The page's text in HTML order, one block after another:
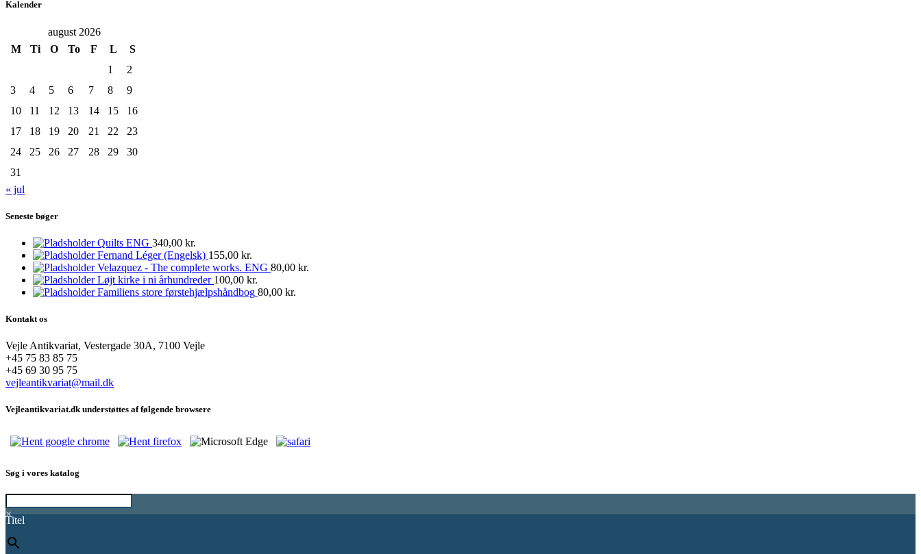
Kalender
august 2026
M
Ti O To F L
S
1
2
3
4 5 6 7 8
9
10
11 12 13 14 15
16
17
18 19 20 21 22
23
24
25 26 27 28 29
30
31
« jul
Seneste bøger
Quilts ENG 340,00 kr.
Fernand Léger (Engelsk) 155,00 kr.
Velazquez - The complete works. ENG 80,00 kr.
Løjt kirke i ni århundreder 100,00 kr.
Familiens store førstehjælpshåndbog 80,00 kr.
Kontakt os
Vejle Antikvariat, Vestergade 30A, 7100 Vejle
+45 75 83 85 75
+45 69 30 95 75
vejleantikvariat@mail.dk
Vejleantikvariat.dk understøttes af følgende browsere
Søg i vores katalog
×
Titel